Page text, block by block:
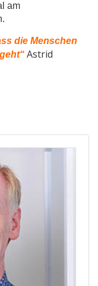
am
die Menschen
Astrid